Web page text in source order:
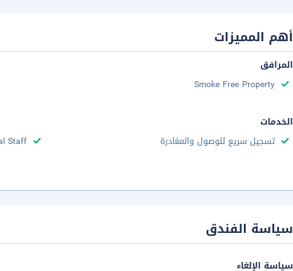
أهم المميزات
المرافق
Smoke Free Property
الخدمات
تسجيل سريع للوصول والمغادرة
Staff
سياسة الفندق
سياسة الإلغاء